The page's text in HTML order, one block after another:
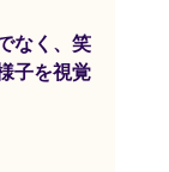
なく、笑
子を視覚